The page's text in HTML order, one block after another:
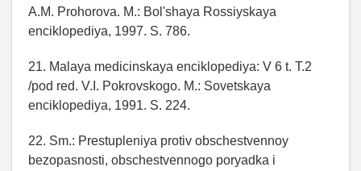
A.M. Prohorova. M.: Bol'shaya Rossiyskaya
enciklopediya, 1997. S. 786.
21. Malaya medicinskaya enciklopediya: V 6 t. T.2
/pod red. V.I. Pokrovskogo. M.: Sovetskaya
enciklopediya, 1991. S. 224.
22. Sm.: Prestupleniya protiv obschestvennoy
bezopasnosti, obschestvennogo poryadka i